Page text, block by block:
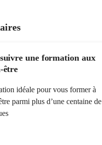
une formation aux
être
idéale pour vous former à
parmi plus d’une centaine de